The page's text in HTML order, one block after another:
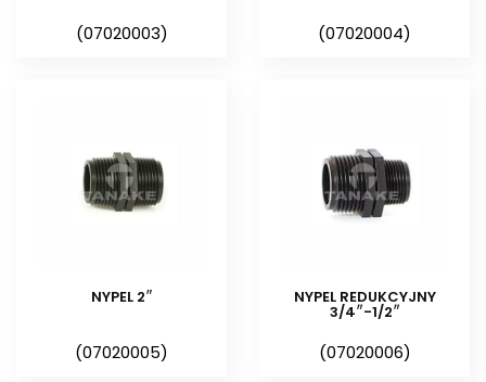
posiadamy szeroką gamę nypli
Pozwalają na szybki, sprawny i
bezawaryjny montaż, przy
jakością i trwałością.
(07020003) (07020004)
NYPEL 2″
(07020005)
NYPEL REDUKCYJNY
3/4″-1/2″
(07020006)